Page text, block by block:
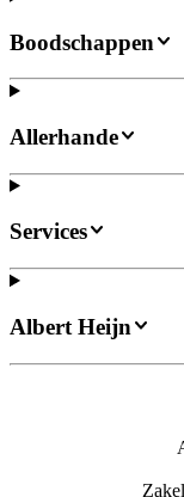
Boodschappen
Allerhande
Services
Albert Heijn